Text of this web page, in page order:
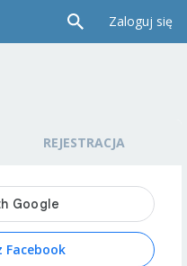
Zaloguj się
REJESTRACJA
Facebook